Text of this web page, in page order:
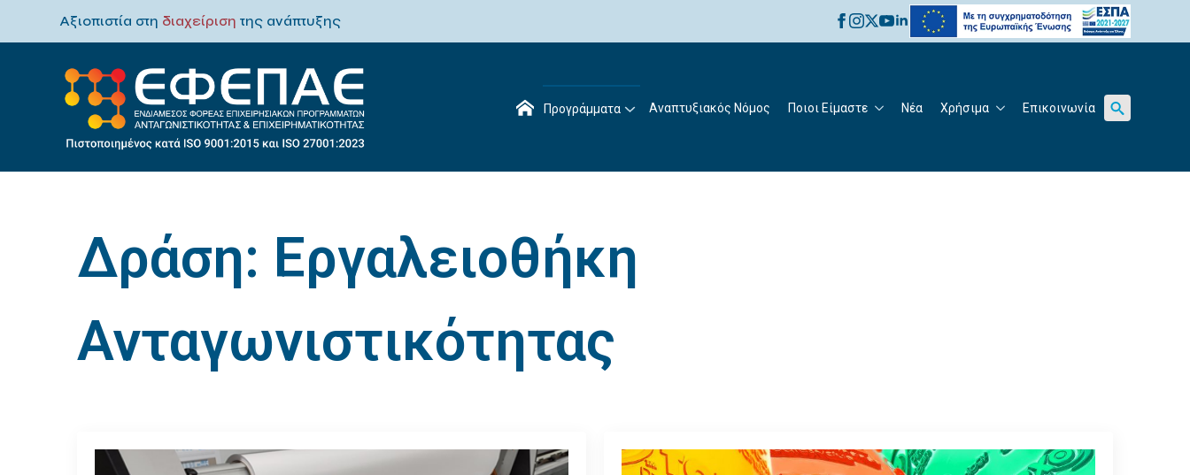
Αξιοπιστία στη διαχείριση της ανάπτυξης
Προγράμματα Αναπτυξιακός Νόμος Ποιοι Είμαστε Νέα Χρήσιμα Επικοινωνία
for:
Δράση: Εργαλειοθήκη
Ανταγωνιστικότητας